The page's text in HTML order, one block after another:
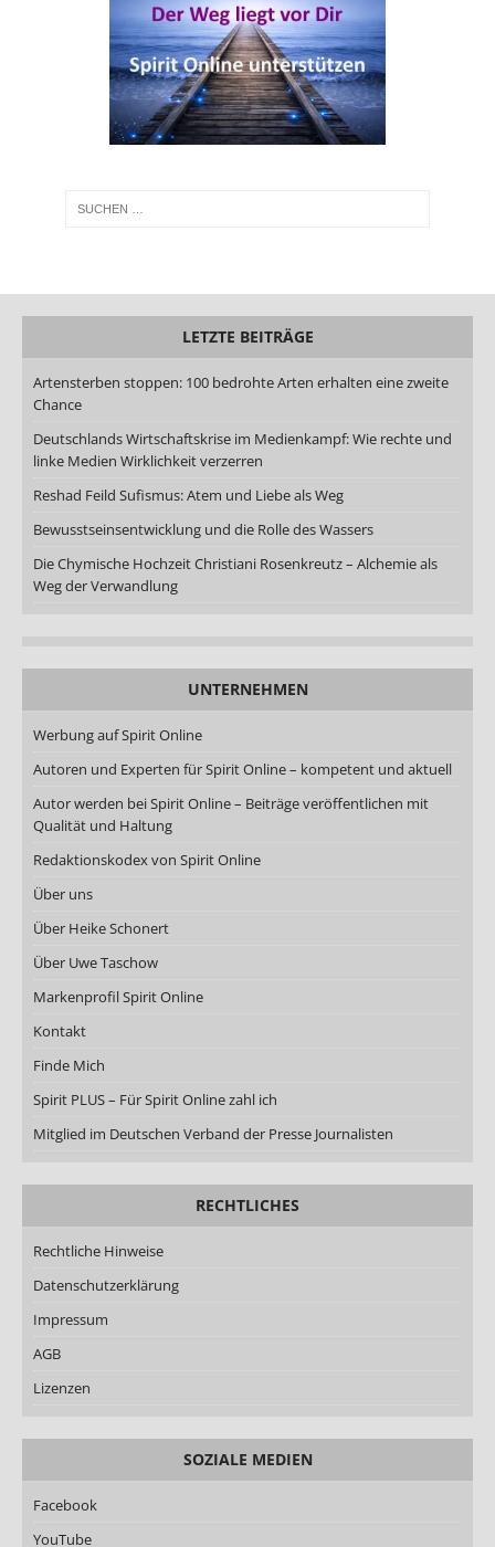
LETZTE BEITRÄGE
Artensterben stoppen: 100 bedrohte Arten erhalten eine zweite
Chance
Deutschlands Wirtschaftskrise im Medienkampf: Wie rechte und
linke Medien Wirklichkeit verzerren
Reshad Feild Sufismus: Atem und Liebe als Weg
Bewusstseinsentwicklung und die Rolle des Wassers
Die Chymische Hochzeit Christiani Rosenkreutz – Alchemie als
Weg der Verwandlung
UNTERNEHMEN
Werbung auf Spirit Online
Autoren und Experten für Spirit Online – kompetent und aktuell
Autor werden bei Spirit Online – Beiträge veröffentlichen mit
Qualität und Haltung
Redaktionskodex von Spirit Online
Über uns
Über Heike Schonert
Über Uwe Taschow
Markenprofil Spirit Online
Kontakt
Finde Mich
Spirit PLUS – Für Spirit Online zahl ich
Mitglied im Deutschen Verband der Presse Journalisten
RECHTLICHES
Rechtliche Hinweise
Datenschutzerklärung
Impressum
AGB
Lizenzen
SOZIALE MEDIEN
Facebook
YouTube